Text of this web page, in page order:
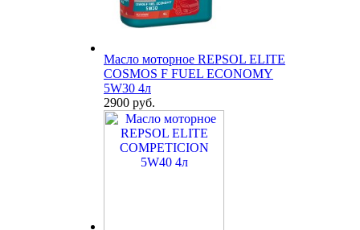
Масло моторное REPSOL ELITE
COSMOS F FUEL ECONOMY
5W30 4л
2900 руб.